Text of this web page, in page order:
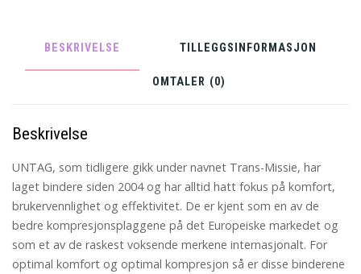
BESKRIVELSE TILLEGGSINFORMASJON
OMTALER (0)
Beskrivelse
UNTAG, som tidligere gikk under navnet Trans-Missie, har
laget bindere siden 2004 og har alltid hatt fokus på komfort,
brukervennlighet og effektivitet. De er kjent som en av de
bedre kompresjonsplaggene på det Europeiske markedet og
som et av de raskest voksende merkene internasjonalt. For
optimal komfort og optimal kompresjon så er disse binderene